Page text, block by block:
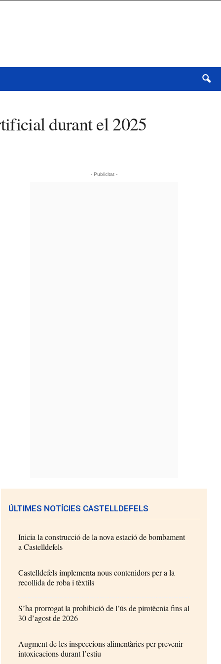
durant el 2025
- Publicitat -
ÚLTIMES NOTÍCIES CASTELLDEFELS
Inicia la construcció de la nova estació de bombament
a Castelldefels
Castelldefels implementa nous contenidors per a la
recollida de roba i tèxtils
S’ha prorrogat la prohibició de l’ús de pirotècnia fins al
30 d’agost de 2026
Augment de les inspeccions alimentàries per prevenir
intoxicacions durant l’estiu